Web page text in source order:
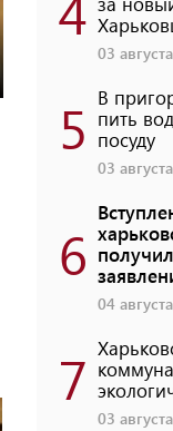
03
5 В
пить
посуду
03
6
04
7
03